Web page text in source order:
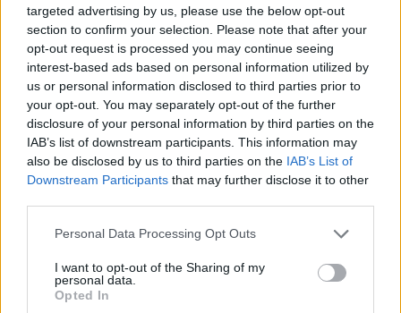
targeted advertising by us, please use the below opt-out
section to confirm your selection. Please note that after your
opt-out request is processed you may continue seeing
interest-based ads based on personal information utilized by
us or personal information disclosed to third parties prior to
your opt-out. You may separately opt-out of the further
disclosure of your personal information by third parties on the
IAB’s list of downstream participants. This information may
also be disclosed by us to third parties on the IAB’s List of
Downstream Participants that may further disclose it to other
Please note that this website/app uses one or more Google
not limited to your visit or usage behaviour. You may click to
grant or deny consent to Google and its third-party tags to
use your data for below specified purposes in below Google
Personal Data Processing Opt Outs
I want to opt-out of the Sharing of my
personal data.
Opted In
Az előttünk álló időszak komoly kihívásokat
tartogat a világgazdaság számára, hiszen az
Egyesült Államok kereskedelempolitikája
továbbra is meghatározó szerepet játszik a
globális piacokon. A várható változásokat és
azok hatásait elemezték a szakértők a
Magyar Közgazdasági Társaság Nemzetközi